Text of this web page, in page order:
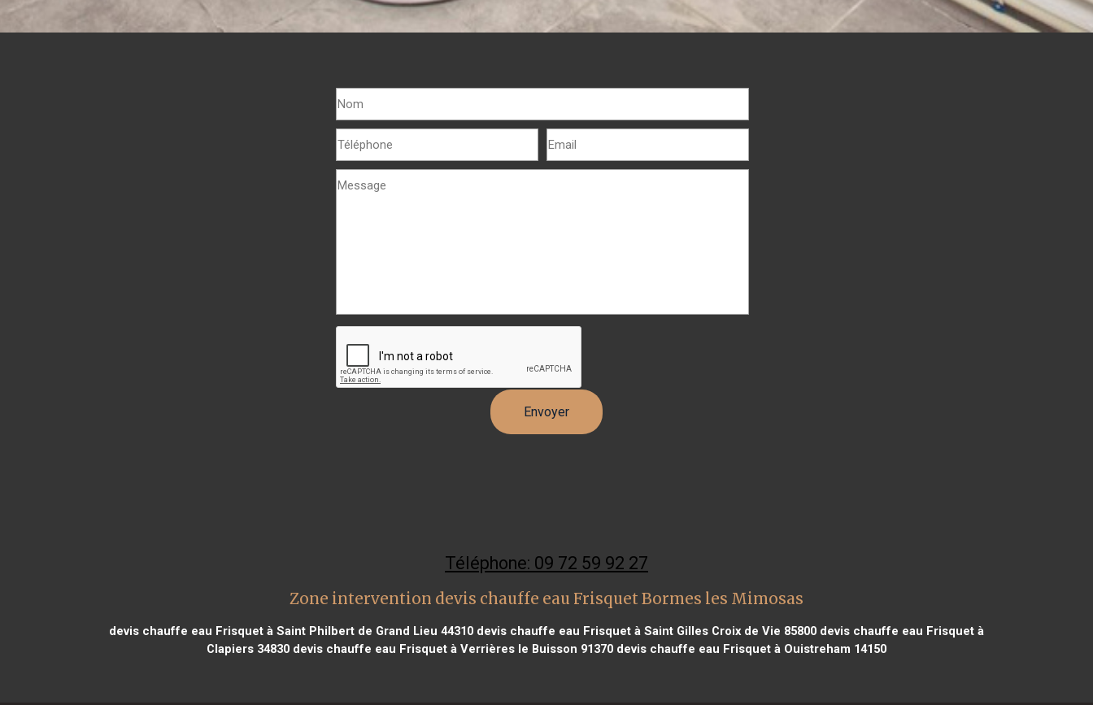
Téléphone: 09 72 59 92 27
Zone intervention devis chauffe eau Frisquet Bormes les Mimosas
devis chauffe eau Frisquet à Saint Philbert de Grand Lieu 44310 devis chauffe eau Frisquet à Saint Gilles Croix de Vie 85800 devis chauffe eau Frisquet à
Clapiers 34830 devis chauffe eau Frisquet à Verrières le Buisson 91370 devis chauffe eau Frisquet à Ouistreham 14150